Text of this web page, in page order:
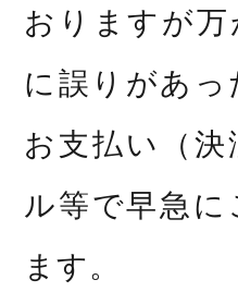
おりますが万
に誤りがあっ
お支払い（決
ル等で早急に
ます。